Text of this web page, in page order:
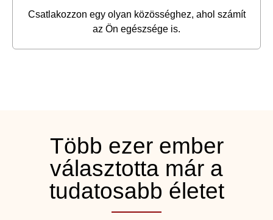
Csatlakozzon egy olyan közösséghez, ahol számít
az Ön egészsége is.
Több ezer ember
választotta már a
tudatosabb életet